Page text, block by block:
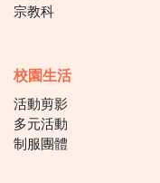
宗教科
校園生活
活動剪影
多元活動
制服團體